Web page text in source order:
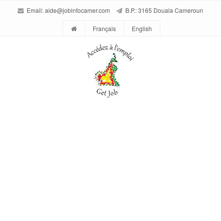
Email:aide@jobinfocamer.com B.P.: 3165 Douala Cameroun
Français English